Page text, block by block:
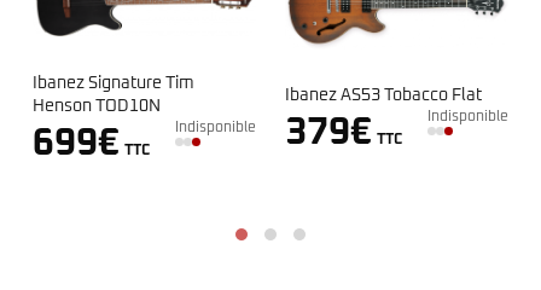
Ibanez Signature Tim
Henson TOD10N
699€ TTC
Indisponible
Ibanez AS53 Tobacco Flat
379€ TTC
Indisponible